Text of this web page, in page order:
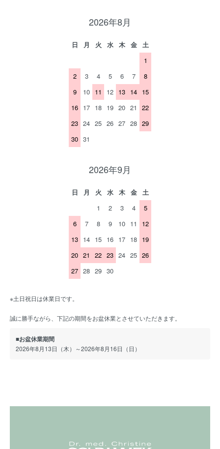
2026年8月
日 月 火 水 木 金
土
1
2
3 4 5 6 7
8
9
10 11 12 13 14 15
16 17 18 19 20 21
22
23 24 25 26 27 28 29
30 31
2026年9月
日 月 火 水 木 金
土
1
2 3 4
5
6
7 8 9 10 11
12
13 14 15 16 17 18 19
20 21 22 23 24 25 26
27 28 29 30
※土日祝日は休業日です。
誠に勝手ながら、下記の期間をお盆休業とさせていただきます。
■お盆休業期間
2026年8月13日（木）～2026年8月16日（日）